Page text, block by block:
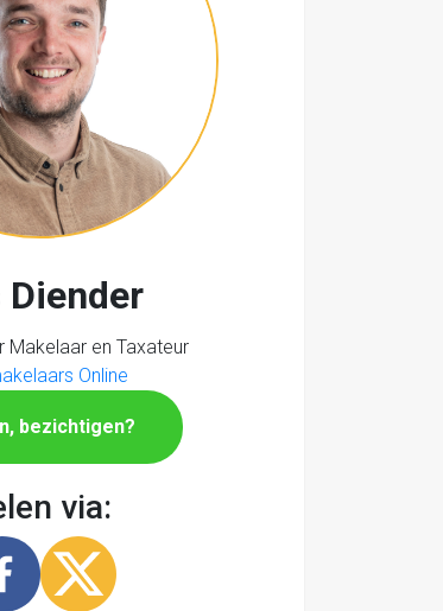
Diender
Makelaar en Taxateur
Online
bezichtigen?
via: